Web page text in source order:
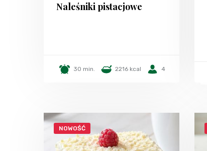
Naleśniki pistacjowe
30 min. 2216 kcal 4
NOWOŚĆ